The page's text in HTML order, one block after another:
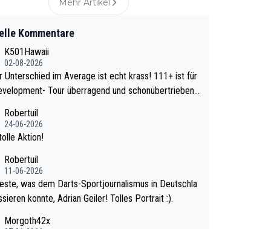
Mehr Artikel
Kommentare
K501Hawaii
02-08-2026
im Average ist echt krass! 111+ ist für
Tour überragend und schonübertrieben
40+ erst recht. Da gewinnst keinen Blume
krasser wie ein Pokalspiel eines Kreisligi
Robertuil
24-06-2026
Aktion!
Robertuil
11-06-2026
was dem Darts-Sportjournalismus in Deutschla
konnte, Adrian Geiler! Tolles Portrait :).
Morgoth42x